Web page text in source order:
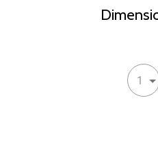
1